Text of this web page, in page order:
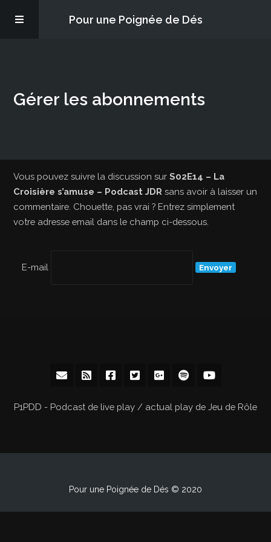
Pour une Poignée de Dés
PQD2P
À propos
Gérer les abonnements
Vous pouvez suivre la discussion surS02E14 – La
Croisière s’amuse – Podcast JDR sans avoir à laisser un
commentaire. Chouette, pas vrai ? Entrez simplement
votre adresse email dans le champ ci-dessous.
E-mail
P1PDD - Podcast de live play / actual play de Jeu de Rôle
Pour une Poignée de Dés © 2020